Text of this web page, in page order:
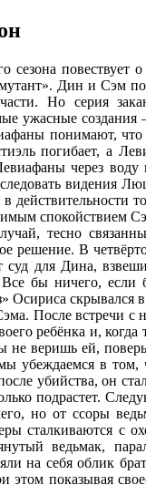
сезона
Дин и Сэм
Но серия
ужасные создания
понимают, что
погибает, а
через
видения
спокойствием
тесно
решение. В
суд для Дина,
бы ничего, если
Осириса скрывался
После встречи с
ребёнка и,
не веришь ей,
убеждаемся в том,
убийства, он
подрастет.
но от ссоры
сталкиваются с
ведьмак,
на себя облик
этом показывая